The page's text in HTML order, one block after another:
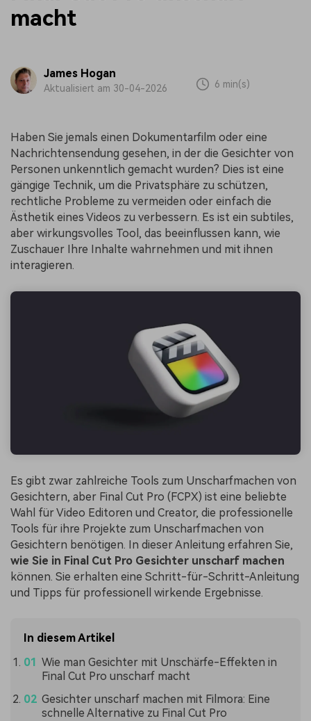
macht
James Hogan
Aktualisiert am 30-04-2026 6 min(s)
Haben Sie jemals einen Dokumentarfilm oder eine
Nachrichtensendung gesehen, in der die Gesichter von
Personen unkenntlich gemacht wurden? Dies ist eine
gängige Technik, um die Privatsphäre zu schützen,
rechtliche Probleme zu vermeiden oder einfach die
Ästhetik eines Videos zu verbessern. Es ist ein subtiles,
aber wirkungsvolles Tool, das beeinflussen kann, wie
Zuschauer Ihre Inhalte wahrnehmen und mit ihnen
interagieren.
Es gibt zwar zahlreiche Tools zum Unscharfmachen von
Gesichtern, aber Final Cut Pro (FCPX) ist eine beliebte
Wahl für Video Editoren und Creator, die professionelle
Tools für ihre Projekte zum Unscharfmachen von
Gesichtern benötigen. In dieser Anleitung erfahren Sie,
wie Sie in Final Cut Pro Gesichter unscharf machen
können. Sie erhalten eine Schritt-für-Schritt-Anleitung
und Tipps für professionell wirkende Ergebnisse.
In diesem Artikel
Wie man Gesichter mit Unschärfe-Effekten in
Final Cut Pro unscharf macht
Gesichter unscharf machen mit Filmora: Eine
schnelle Alternative zu Final Cut Pro